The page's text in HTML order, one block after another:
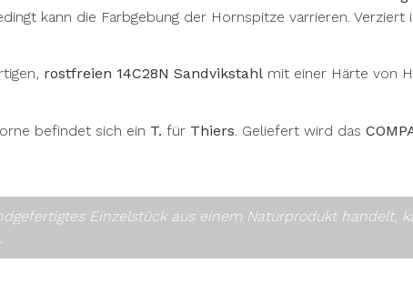
kann die Farbgebung der Hornspitze varrieren.
rostfreien 14C28N Sandvikstahl mit einer Härte von
befindet sich ein T. für Thiers . Geliefert wird das
Einzelstück aus einem Naturprodukt handelt,